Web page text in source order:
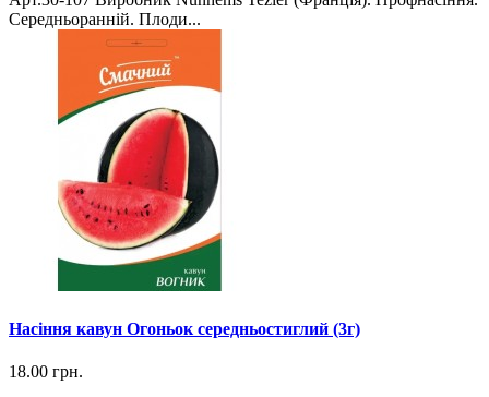
Середньоранній. Плоди...
Насіння кавун Огоньок середньостиглий (3г)
18.00 грн.